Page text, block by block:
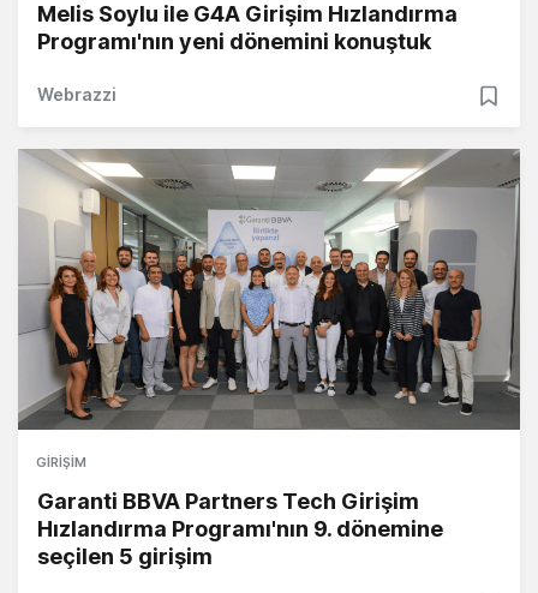
Melis Soylu ile G4A Girişim Hızlandırma
Programı'nın yeni dönemini konuştuk
Webrazzi
GIRIŞIM
Garanti BBVA Partners Tech Girişim
Hızlandırma Programı'nın 9. dönemine
seçilen 5 girişim